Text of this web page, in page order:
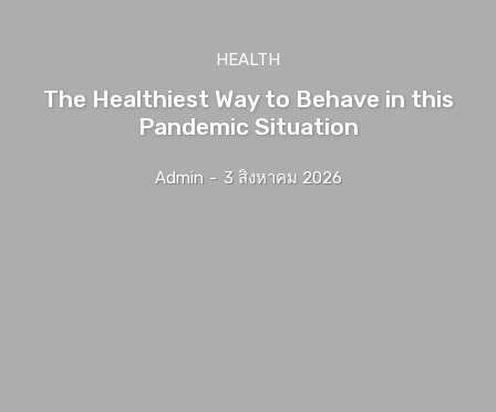
HEALTH
The Healthiest Way to Behave in this
Pandemic Situation
Admin - 3 สิงหาคม 2026